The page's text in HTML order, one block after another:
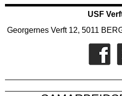
USF
Georgernes Verft 12, 5011